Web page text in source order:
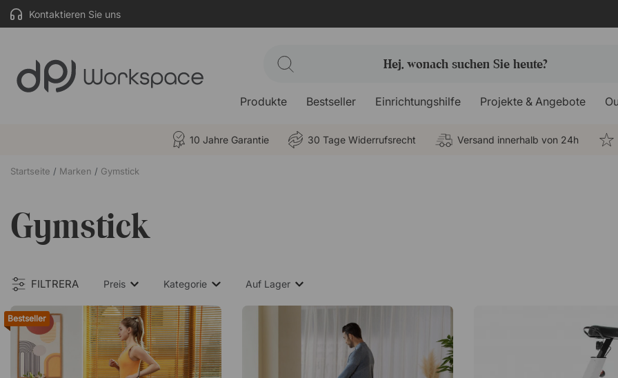
Kontaktieren Sie uns
Produkte Bestseller Einrichtungshilfe Projekte & Angebote
10 Jahre Garantie 30 Tage Widerrufsrecht Versand innerhalb von 24h
Startseite Marken Gymstick
Gymstick
FILTRERA Preis Kategorie Auf Lager
Bestseller